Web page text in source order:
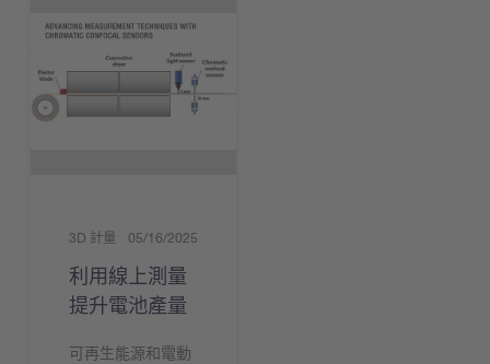
3D 計量 05/16/2025
利用線上測量
提升電池產量
可再生能源和電動